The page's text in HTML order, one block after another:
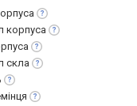
корпуса
скла